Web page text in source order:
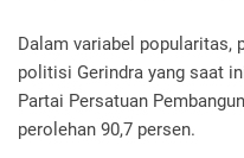
Dalam variabel
politisi Gerindra yang saat
Partai Persatuan
perolehan 90,7 persen.